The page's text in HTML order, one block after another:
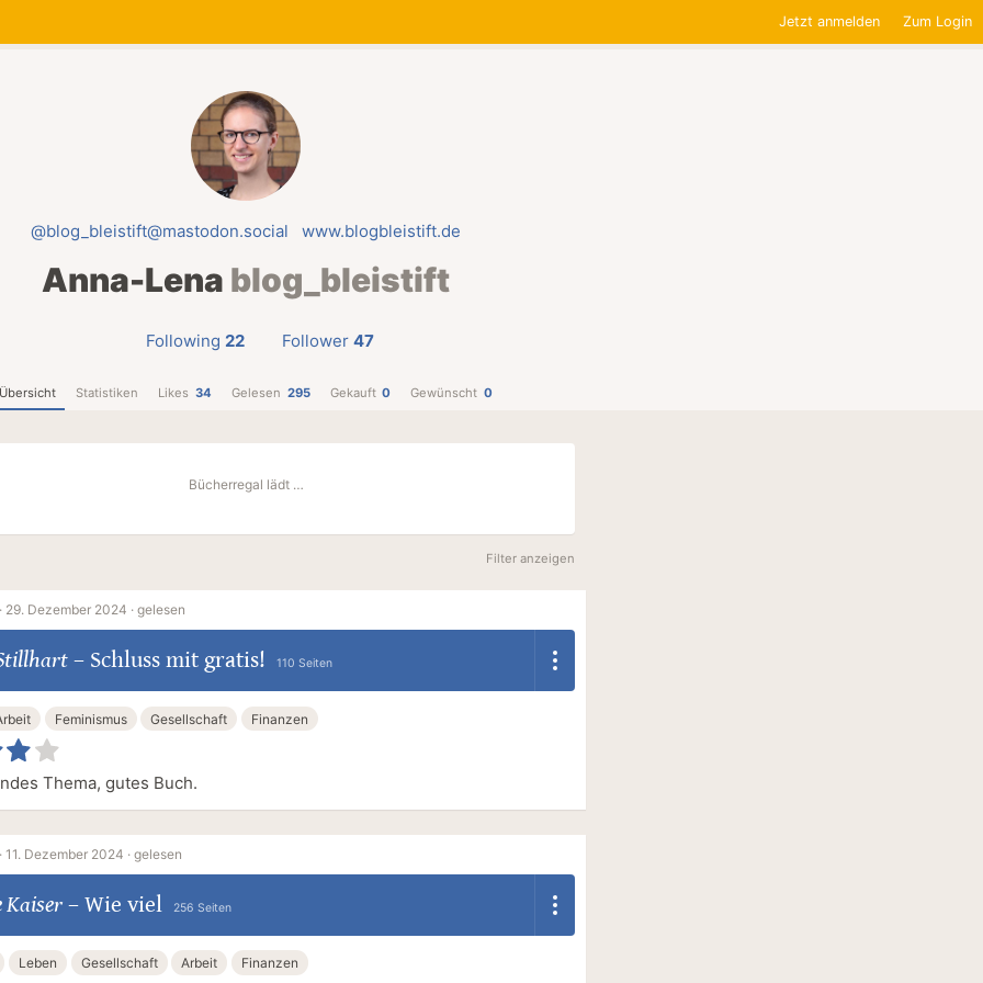
Jetzt anmelden Zum Login
@blog_bleistift@mastodon.social www.blogbleistift.de
Anna-Lena blog_bleistift
Following 22 Follower 47
Übersicht Statistiken Likes 34 Gelesen 295 Gekauft 0 Gewünscht 0
Bücherregal lädt …
Filter anzeigen
· 29. Dezember 2024 · gelesen
– Schluss mit gratis! 110 Seiten
Feminismus Gesellschaft Finanzen
Thema, gutes Buch.
· 11. Dezember 2024 · gelesen
Kaiser– Wie viel 256 Seiten
Leben Gesellschaft Arbeit Finanzen